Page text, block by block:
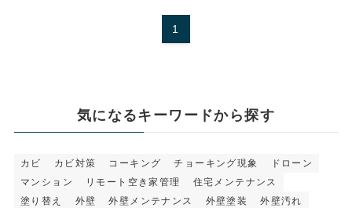
1
気になるキーワードから探す
カビ カビ対策 コーキング チョーキング現象
ドローン
マンション
リモート空き家管理
住宅メンテナンス
塗り替え
外壁 外壁メンテナンス 外壁塗装
外壁汚れ